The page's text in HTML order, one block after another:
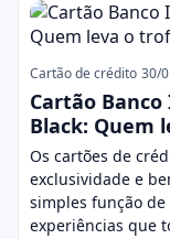
Cartão de crédito 30/
Cartão
Black: Quem
Os cartões de
exclusividade e
simples função de
experiências que